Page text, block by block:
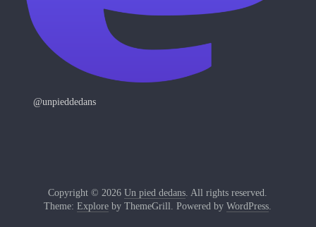
@unpieddedans
Copyright © 2026Un pied dedans. All rights reserved.
Theme:Explore by ThemeGrill. Powered byWordPress.